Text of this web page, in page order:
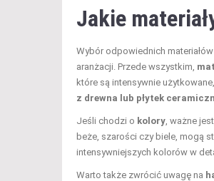
Jakie
Wybór odpowiednich
aranżacji. Przede wszystkim,
które są intensywnie
z drewna lub płytek
Jeśli chodzi o kolory , ważne
beże, szarości czy biele, mogą
intensywniejszych kolorów w
Warto także zwrócić uwagę na